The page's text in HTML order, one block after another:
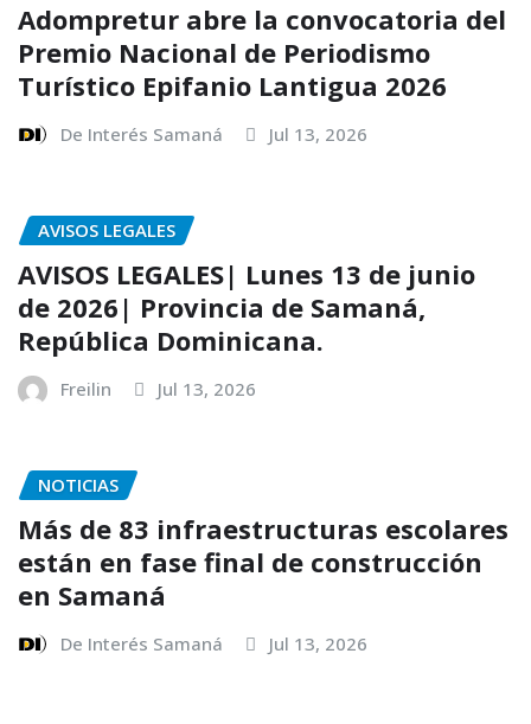
Adompretur abre la convocatoria del
Premio Nacional de Periodismo
Turístico Epifanio Lantigua 2026
De Interés Samaná Jul 13, 2026
AVISOS LEGALES
AVISOS LEGALES| Lunes 13 de junio
de 2026| Provincia de Samaná,
República Dominicana.
Freilin Jul 13, 2026
NOTICIAS
Más de 83 infraestructuras escolares
están en fase final de construcción
en Samaná
De Interés Samaná Jul 13, 2026